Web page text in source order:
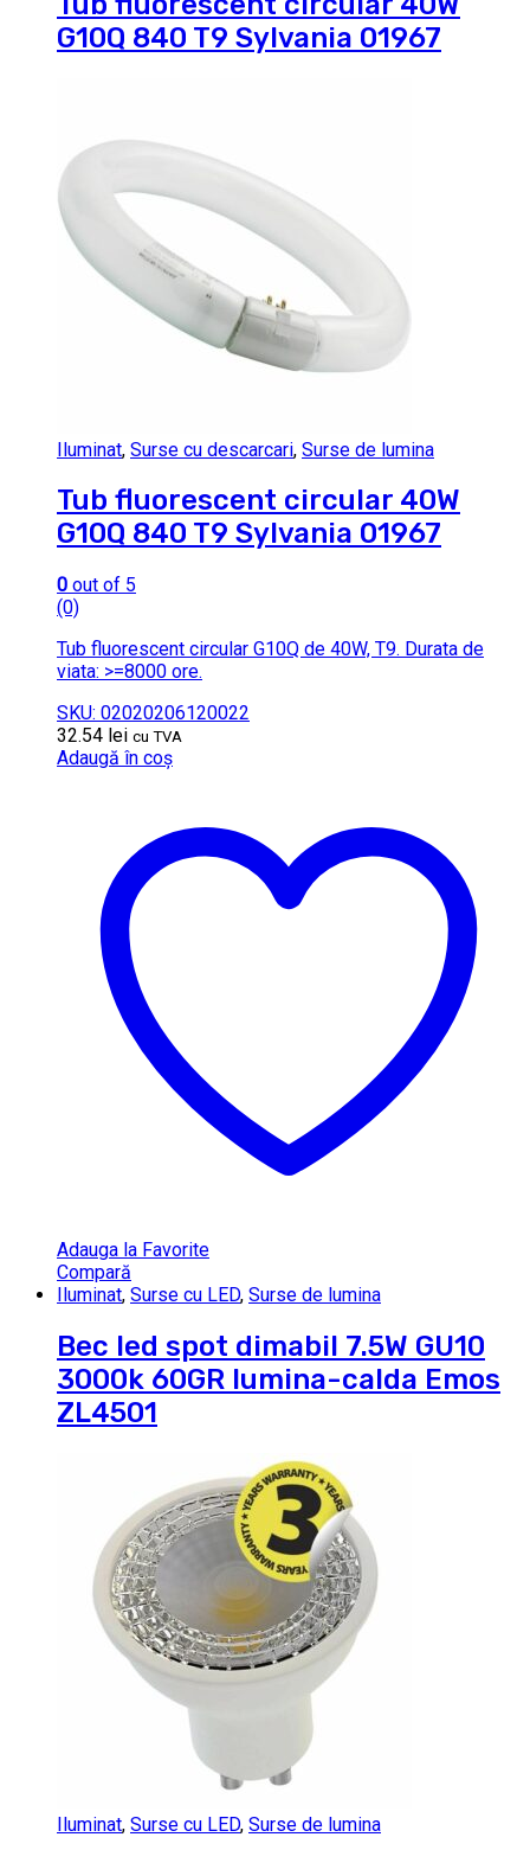
G10Q 840 T9 Sylvania 01967
Iluminat, Surse cu descarcari, Surse de lumina
Tub fluorescent circular 40W
G10Q 840 T9 Sylvania 01967
0 out of 5
(0)
Tub fluorescent circular G10Q de 40W, T9. Durata de
viata: >=8000 ore.
SKU: 02020206120022
32.54 lei cu TVA
Adaugă în coș
Adauga la Favorite
Compară
Iluminat, Surse cu LED, Surse de lumina
Bec led spot dimabil 7.5W GU10
3000k 60GR lumina-calda Emos
ZL4501
Iluminat, Surse cu LED, Surse de lumina